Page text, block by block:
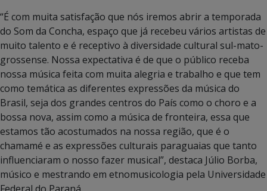
“É com muita satisfação que nós iremos abrir a temporada
do Som da Concha, espaço que já recebeu vários artistas de
muito talento e é receptivo à diversidade cultural sul-mato-
grossense. Nossa expectativa é de que o público receba
nossa música feita com muita alegria e trabalho e que tem
como temática as diferentes expressões da música do
Brasil, seja dos grandes centros do País como o choro e a
bossa nova, assim como a música de fronteira, essa que
estamos tão acostumados na nossa região, que é o
chamamé e as expressões culturais paraguaias que tanto
influenciaram o nosso fazer musical”, destaca Júlio Borba,
músico e mestrando em etnomusicologia pela Universidade
Federal do Paraná.